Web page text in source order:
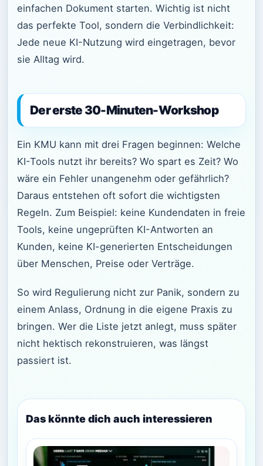
einfachen Dokument starten. Wichtig ist nicht
das perfekte Tool, sondern die Verbindlichkeit:
Jede neue KI-Nutzung wird eingetragen, bevor
sie Alltag wird.
Der erste 30-Minuten-Workshop
Ein KMU kann mit drei Fragen beginnen: Welche
KI-Tools nutzt ihr bereits? Wo spart es Zeit? Wo
wäre ein Fehler unangenehm oder gefährlich?
Daraus entstehen oft sofort die wichtigsten
Regeln. Zum Beispiel: keine Kundendaten in freie
Tools, keine ungeprüften KI-Antworten an
Kunden, keine KI-generierten Entscheidungen
über Menschen, Preise oder Verträge.
So wird Regulierung nicht zur Panik, sondern zu
einem Anlass, Ordnung in die eigene Praxis zu
bringen. Wer die Liste jetzt anlegt, muss später
nicht hektisch rekonstruieren, was längst
passiert ist.
Das könnte dich auch interessieren